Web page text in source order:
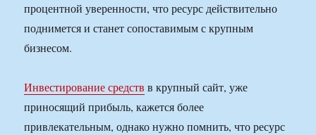
процентной уверенности, что ресурс действительно
поднимется и станет сопоставимым с крупным
бизнесом.
Инвестирование средств в крупный сайт, уже
приносящий прибыль, кажется более
привлекательным, однако нужно помнить, что ресурс